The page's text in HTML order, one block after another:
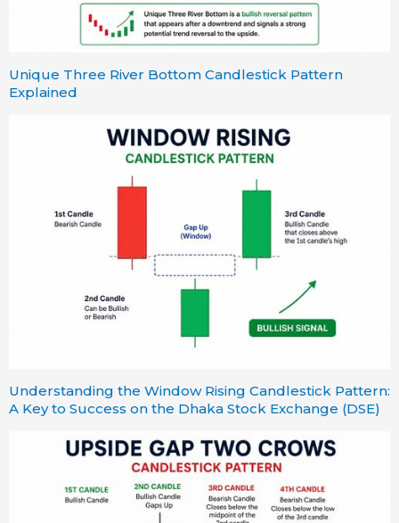
Unique Three River Bottom Candlestick Pattern
Explained
Understanding the Window Rising Candlestick Pattern:
A Key to Success on the Dhaka Stock Exchange (DSE)